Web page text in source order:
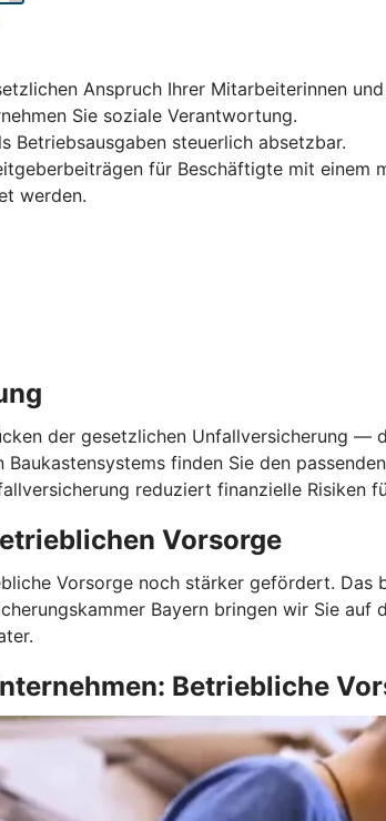
Anspruch Ihrer Mitarbeiterinnen
Sie soziale Verantwortung.
Betriebsausgaben steuerlich absetzbar.
für Beschäftigte mit einem
werden.
der gesetzlichen Unfallversicherung
Baukastensystems finden Sie den
reduziert finanzielle Risiken
Vorsorge
Vorsorge noch stärker gefördert.
Bayern bringen wir Sie
Betriebliche